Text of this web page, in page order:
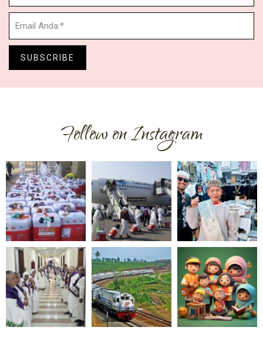
SUBSCRIBE
Follow on Instagram